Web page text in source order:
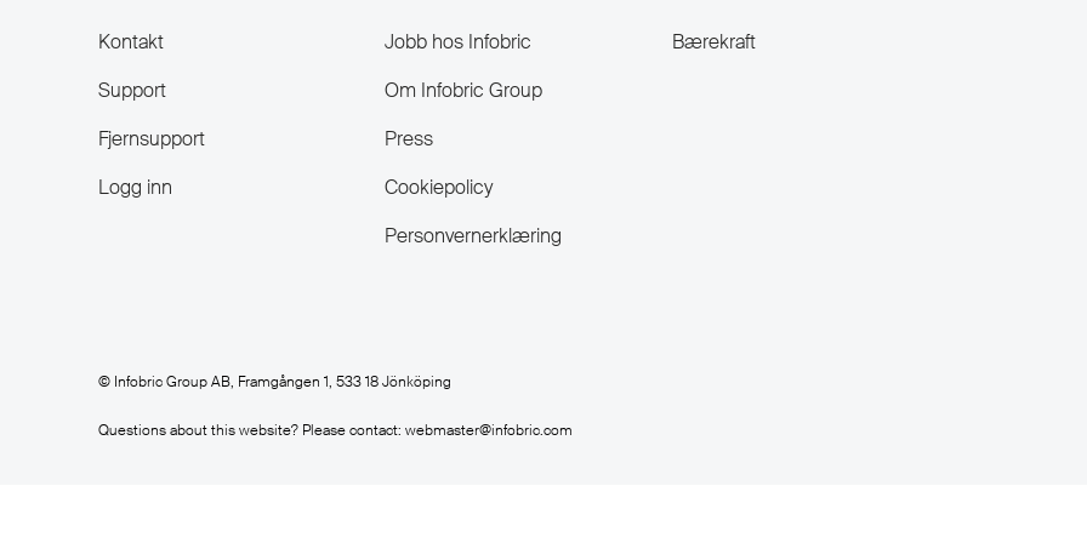
Kontakt
Support
Fjernsupport
Logg inn
Jobb hos Infobric
Om Infobric Group
Press
Cookiepolicy
Personvernerklæring
Bærekraft
© Infobric Group AB, Framgången 1, 533 18 Jönköping
Questions about this website? Please contact: webmaster@infobric.com